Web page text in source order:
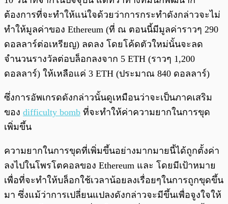
ต้องการที่จะทำให้แน่ใจด้วยว่าการกระทำดังกล่าวจะไม่
ทำให้มูลค่าของ Ethereum (ที่ ณ ตอนนี้มีมูลค่าราวๆ 290
ดอลลาร์ต่อเหรียญ) ลดลง โดยโค้ดตัวใหม่นั้นจะลด
จำนวนรางวัลต่อบล็อกลงจาก 5 ETH (ราวๆ 1,200
ดอลลาร์) ให้เหลือแค่ 3 ETH (ประมาณ 840 ดอลลาร์)
ซึ่งการอัพเกรดดังกล่าวนั้นดูเหมือนว่าจะเป็นภาคเสริม
ของ difficulty bomb ที่จะทำให้ค่าความยากในการขุด
เพิ่มขึ้น
ความยากในการขุดที่เพิ่มขึ้นอย่างมากมายนี้ได้ถูกตั้งค่า
ลงไปในโพรโตคอลของ Ethereum และ โดยมีเป้าหมาย
เพื่อที่จะทำให้บล็อกใช้เวลาน้อยลงเรื่อยๆในการถูกขุดขึ้น
มา ซึ่งแม้ว่าการเปลี่ยนแปลงดังกล่าวจะมีขึ้นเพื่อจูงใจให้